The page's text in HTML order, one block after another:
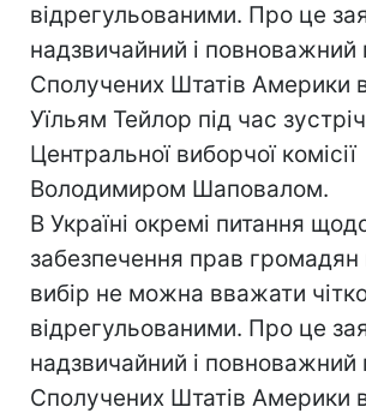
відрегульованими. Про це
надзвичайний і повноважний
Сполучених Штатів Америки в
Уїльям Тейлор під час
Центральної виборчої комісії
Володимиром Шаповалом.
В Україні окремі питання
забезпечення прав громадян
вибір не можна вважати
відрегульованими. Про це
надзвичайний і повноважний
Сполучених Штатів Америки в